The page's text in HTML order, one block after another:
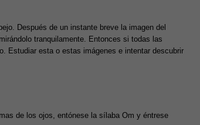
Después de un instante breve la imagen del
tranquilamente. Entonces si todas las
Estudiar esta o estas imágenes e intentar descubrir
de los ojos, entónese la sílaba Om y éntrese